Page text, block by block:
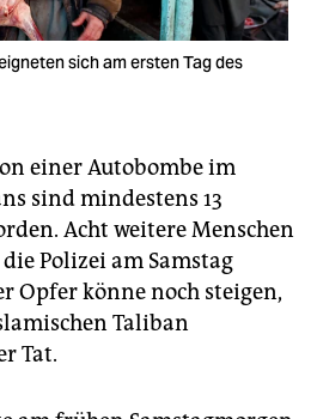
sich am ersten Tag des
einer Autobombe im
sind mindestens 13
Acht weitere Menschen
Polizei am Samstag
Opfer könne noch steigen,
Taliban
Tat.